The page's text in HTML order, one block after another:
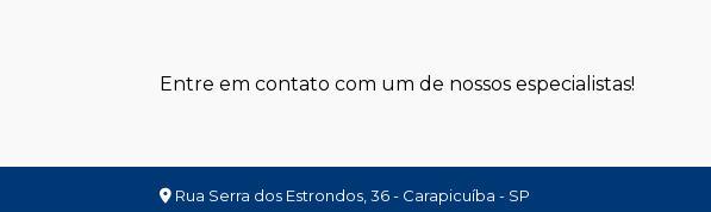
Entre em contato com um de nossos especialistas!
Rua Serra dos Estrondos, 36 - Carapicuíba - SP